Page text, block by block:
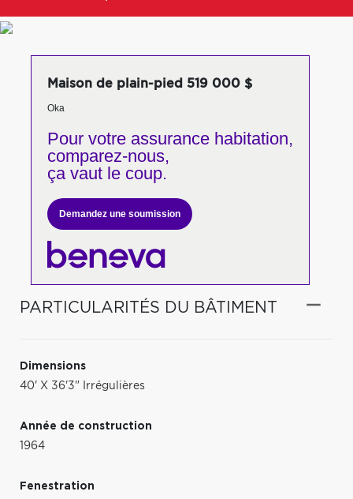
Maison de plain-pied 519 000 $
Oka
Pour votreassurance habitation,
comparez-nous,
ça vaut le coup.
Demandez une soumission
PARTICULARITÉS DU BÂTIMENT
Dimensions
40' X 36'3" Irrégulières
Année de construction
1964
Fenestration